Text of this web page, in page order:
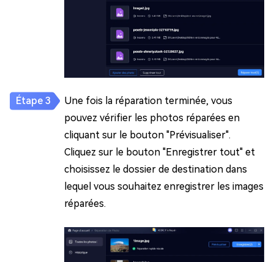
Une fois la réparation terminée, vous
pouvez vérifier les photos réparées en
cliquant sur le bouton "Prévisualiser".
Cliquez sur le bouton "Enregistrer tout" et
choisissez le dossier de destination dans
lequel vous souhaitez enregistrer les images
réparées.